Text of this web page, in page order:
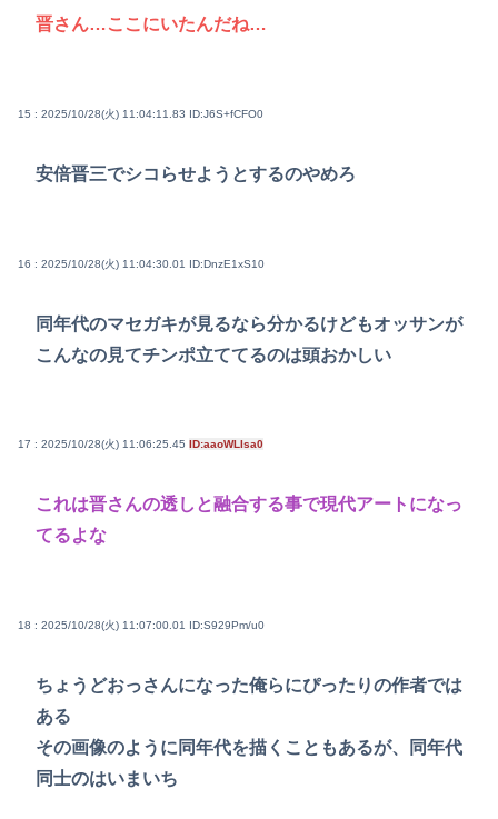
晋さん…ここにいたんだね…
15 : 2025/10/28(火) 11:04:11.83 ID:J6S+fCFO0
安倍晋三でシコらせようとするのやめろ
16 : 2025/10/28(火) 11:04:30.01 ID:DnzE1xS10
同年代のマセガキが見るなら分かるけどもオッサンが
こんなの見てチンポ立ててるのは頭おかしい
17 : 2025/10/28(火) 11:06:25.45 ID:aaoWLIsa0
これは晋さんの透しと融合する事で現代アートになっ
てるよな
18 : 2025/10/28(火) 11:07:00.01 ID:S929Pm/u0
ちょうどおっさんになった俺らにぴったりの作者では
ある
その画像のように同年代を描くこともあるが、同年代
同士のはいまいち